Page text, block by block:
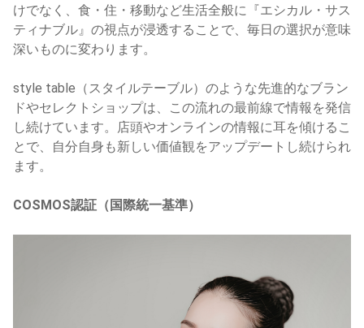
けでなく、食・住・移動など生活全般に『エシカル・サス
ティナブル』の視点が浸透することで、毎日の選択が意味
深いものに変わります。
style table（スタイルテーブル）のような先進的なブラン
ドやセレクトショップは、この流れの最前線で情報を発信
し続けています。店頭やオンラインの情報に耳を傾けるこ
とで、自分自身も新しい価値観をアップデートし続けられ
ます。
COSMOS認証（国際統一基準）